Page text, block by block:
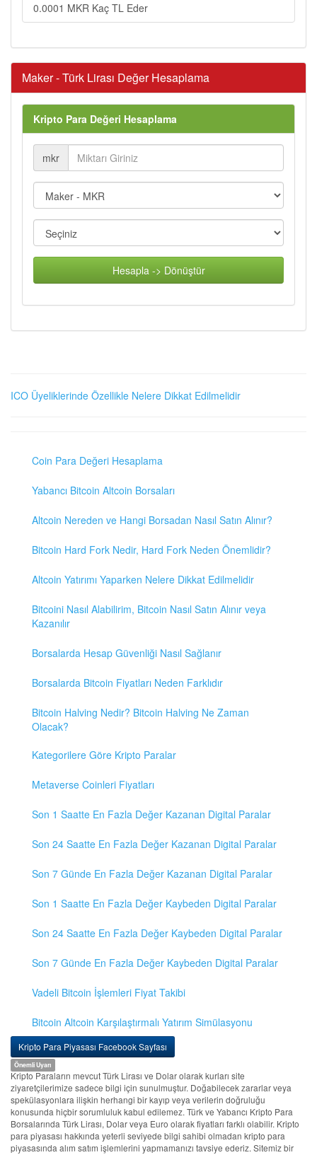
0.0001 MKR Kaç TL Eder
Maker - Türk Lirası Değer Hesaplama
Kripto Para Değeri Hesaplama
mkr
Hesapla -> Dönüştür
ICO Üyeliklerinde Özellikle Nelere Dikkat Edilmelidir
Coin Para Değeri Hesaplama
Yabancı Bitcoin Altcoin Borsaları
Altcoin Nereden ve Hangi Borsadan Nasıl Satın Alınır?
Bitcoin Hard Fork Nedir, Hard Fork Neden Önemlidir?
Altcoin Yatırımı Yaparken Nelere Dikkat Edilmelidir
Bitcoini Nasıl Alabilirim, Bitcoin Nasıl Satın Alınır veya
Kazanılır
Borsalarda Hesap Güvenliği Nasıl Sağlanır
Borsalarda Bitcoin Fiyatları Neden Farklıdır
Bitcoin Halving Nedir? Bitcoin Halving Ne Zaman
Olacak?
Kategorilere Göre Kripto Paralar
Metaverse Coinleri Fiyatları
Son 1 Saatte En Fazla Değer Kazanan Digital Paralar
Son 24 Saatte En Fazla Değer Kazanan Digital Paralar
Son 7 Günde En Fazla Değer Kazanan Digital Paralar
Son 1 Saatte En Fazla Değer Kaybeden Digital Paralar
Son 24 Saatte En Fazla Değer Kaybeden Digital Paralar
Son 7 Günde En Fazla Değer Kaybeden Digital Paralar
Vadeli Bitcoin İşlemleri Fiyat Takibi
Bitcoin Altcoin Karşılaştırmalı Yatırım Simülasyonu
Kripto Para Piyasası Facebook Sayfası
Önemli Uyarı
Kripto Paraların mevcut Türk Lirası ve Dolar olarak kurları site
ziyaretçilerimize sadece bilgi için sunulmuştur. Doğabilecek zararlar veya
spekülasyonlara ilişkin herhangi bir kayıp veya verilerin doğruluğu
konusunda hiçbir sorumluluk kabul edilemez. Türk ve Yabancı Kripto Para
Borsalarında Türk Lirası, Dolar veya Euro olarak fiyatları farklı olabilir. Kripto
para piyasası hakkında yeterli seviyede bilgi sahibi olmadan kripto para
piyasasında alım satım işlemlerini yapmamanızı tavsiye ederiz. Sitemiz bir